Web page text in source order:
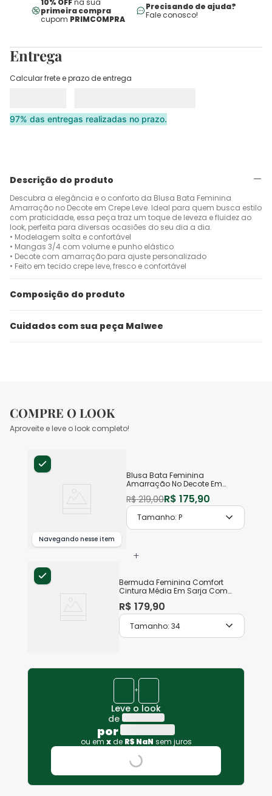
primeira compra
cupom PRIMCOMPRA
Precisando de ajuda?
Fale conosco!
Entrega
Calcular frete e prazo de entrega
97% das entregas realizadas no prazo.
Descrição do produto
Descubra a elegância e o conforto da Blusa Bata Feminina
Amarração no Decote em Crepe Leve. Ideal para quem busca estilo
com praticidade, essa peça traz um toque de leveza e fluidez ao
look, perfeita para diversas ocasiões do seu dia a dia.
• Modelagem solta e confortável
• Mangas 3/4 com volume e punho elástico
• Decote com amarração para ajuste personalizado
• Feito em tecido crepe leve, fresco e confortável
Composição do produto
Cuidados com sua peça Malwee
COMPRE O LOOK
Aproveite e leve o look completo!
Navegando nesse item
Blusa Bata Feminina
Amarração No Decote Em
R$ 219,00R$ 175,90
Tamanho:P
+
Bermuda Feminina Comfort
Cintura Média Em Sarja Com
R$ 179,90
Tamanho:34
+
Leve o look
de
por
ou em x de R$ NaN sem juros